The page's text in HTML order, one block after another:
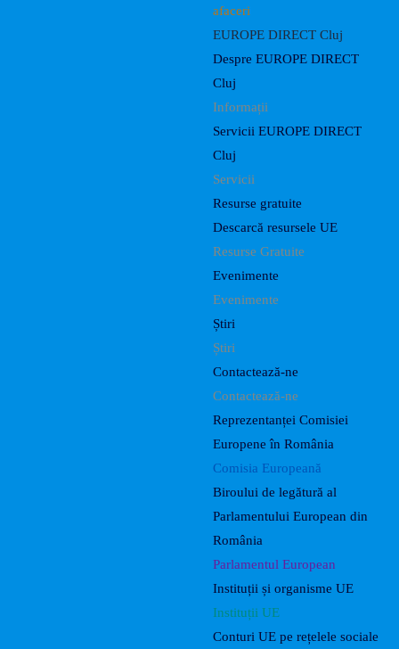
afaceri
EUROPE DIRECT Cluj
Despre EUROPE DIRECT
Cluj
Informații
Servicii EUROPE DIRECT
Cluj
Servicii
Resurse gratuite
Descarcă resursele UE
Resurse Gratuite
Evenimente
Evenimente
Știri
Știri
Contactează-ne
Contactează-ne
Reprezentanței Comisiei
Europene în România
Comisia Europeană
Biroului de legătură al
Parlamentului European din
România
Parlamentul European
Instituții și organisme UE
Instituții UE
Conturi UE pe rețelele sociale